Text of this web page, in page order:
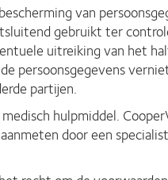
van
gebruikt ter
uitreiking van het
persoonsgegevens
partijen.
hulpmiddel.
door een